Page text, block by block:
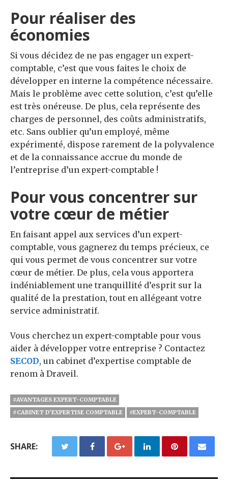
Pour réaliser des
économies
Si vous décidez de ne pas engager un expert-
comptable, c’est que vous faites le choix de
développer en interne la compétence nécessaire.
Mais le problème avec cette solution, c’est qu’elle
est très onéreuse. De plus, cela représente des
charges de personnel, des coûts administratifs,
etc. Sans oublier qu’un employé, même
expérimenté, dispose rarement de la polyvalence
et de la connaissance accrue du monde de
l’entreprise d’un expert-comptable !
Pour vous concentrer sur
votre cœur de métier
En faisant appel aux services d’un expert-
comptable, vous gagnerez du temps précieux, ce
qui vous permet de vous concentrer sur votre
cœur de métier. De plus, cela vous apportera
indéniablement une tranquillité d’esprit sur la
qualité de la prestation, tout en allégeant votre
service administratif.
Vous cherchez un expert-comptable pour vous
aider à développer votre entreprise ? Contactez
SECOD, un cabinet d’expertise comptable de
renom à Draveil.
#AVANTAGES EXPERT-COMPTABLE
#CABINET D'EXPERTISE COMPTABLE
#EXPERT-COMPTABLE
SHARE: